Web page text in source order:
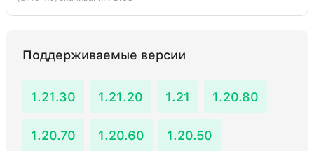
Поддерживаемые версии
1.21.30 1.21.20 1.21 1.20.80
1.20.70 1.20.60 1.20.50